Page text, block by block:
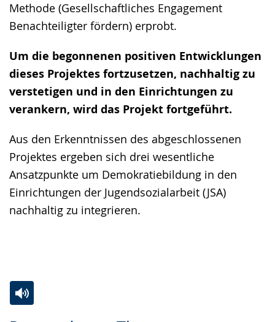
Methode (Gesellschaftliches Engagement
Benachteiligter fördern) erprobt.
Um die begonnenen positiven Entwicklungen
dieses Projektes fortzusetzen, nachhaltig zu
verstetigen und in den Einrichtungen zu
verankern, wird das Projekt fortgeführt.
Aus den Erkenntnissen des abgeschlossenen
Projektes ergeben sich drei wesentliche
Ansatzpunkte um Demokratiebildung in den
Einrichtungen der Jugendsozialarbeit (JSA)
nachhaltig zu integrieren.